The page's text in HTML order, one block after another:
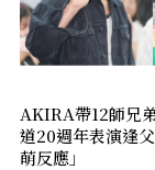
AKIRA帶12師兄
道20週年表演逢
萌反應」